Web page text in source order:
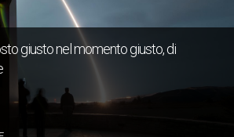
giusto nel momento giusto, di